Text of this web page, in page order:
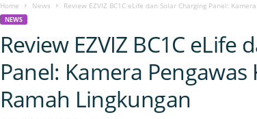
Home News Review EZVIZ BC1C eLife dan Solar Charging Panel:
NEWS
Review EZVIZ BC1C eLife
Panel: Kamera Pengawas
Ramah Lingkungan